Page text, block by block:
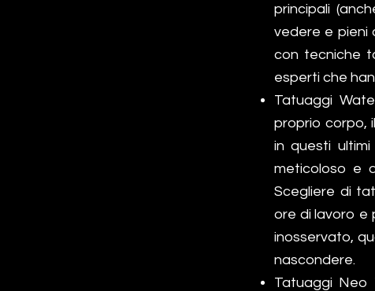
principali
vedere e pieni
con tecniche
esperti che
Tatuaggi
proprio corpo, il
in questi
meticoloso e
Scegliere di
ore di lavoro e
inosservato,
nascondere.
Tatuaggi